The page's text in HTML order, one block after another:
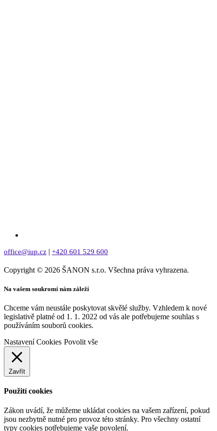
office@iup.cz | +420 601 529 600
Copyright © 2026 ŠANON s.r.o. Všechna práva vyhrazena.
Na vašem soukromí nám záleží
Chceme vám neustále poskytovat skvělé služby. Vzhledem k nové
legislativě platné od 1. 1. 2022 od vás ale potřebujeme souhlas s
používáním souborů cookies.
Nastavení Cookies Povolit vše
Zavřít
Použití cookies
Zákon uvádí, že můžeme ukládat cookies na vašem zařízení, pokud
jsou nezbytně nutné pro provoz této stránky. Pro všechny ostatní
typy cookies potřebujeme vaše povolení.